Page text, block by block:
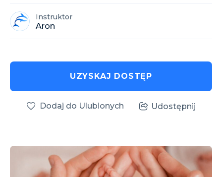
Instruktor
Aron
UZYSKAJ DOSTĘP
Dodaj do Ulubionych Udostępnij